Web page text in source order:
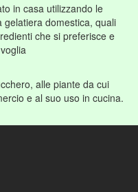
in casa utilizzando le
gelatiera domestica, quali
che si preferisce e
alle piante da cui
e al suo uso in cucina.